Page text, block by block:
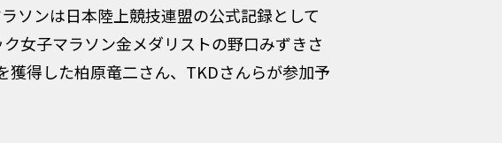
ソンは日本陸上競技連盟の公式記録として
女子マラソン金メダリストの野口みずきさ
獲得した柏原⻯二さん、TKDさんらが参加予